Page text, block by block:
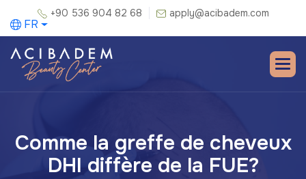
+90 536 904 82 68 apply@acibadem.com
FR
Comme la greffe de cheveux
DHI diffère de la FUE?